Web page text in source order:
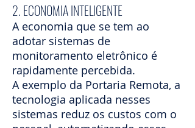
2. ECONOMIA INTELIGENTE
A economia que se tem ao
adotar sistemas de
monitoramento eletrônico é
rapidamente percebida.
A exemplo da Portaria Remota, a
tecnologia aplicada nesses
sistemas reduz os custos com o